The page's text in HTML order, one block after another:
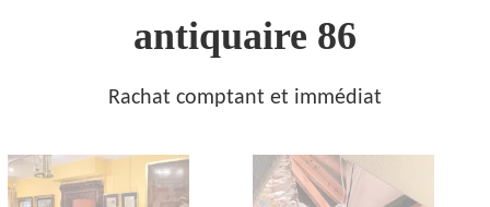
antiquaire 86
Rachat comptant et immédiat